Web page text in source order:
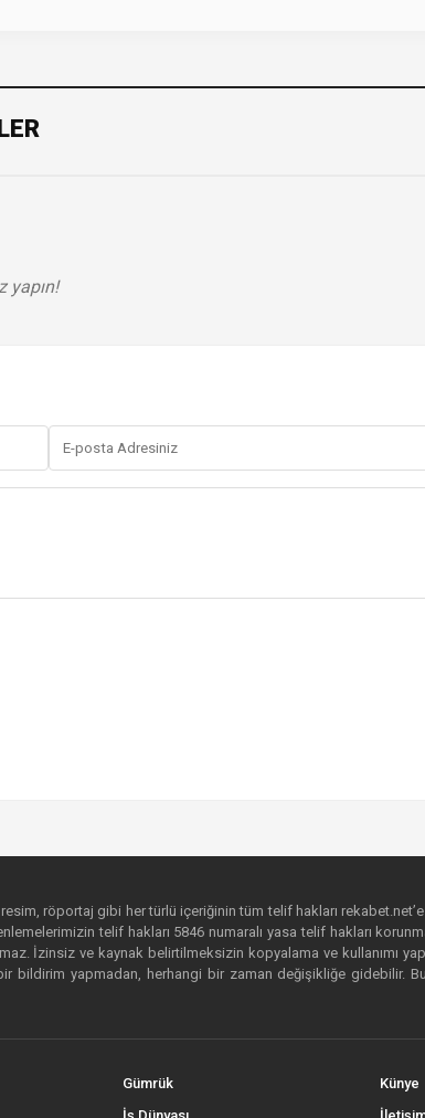
yapın!
röportaj gibi her türlü içeriğinin tüm telif hakları
telif hakları 5846 numaralı yasa telif hakları
İzinsiz ve kaynak belirtilmeksizin kopyalama ve kullanımı
bildirim yapmadan, herhangi bir zaman değişikliğe gidebilir.
Gümrük
Künye